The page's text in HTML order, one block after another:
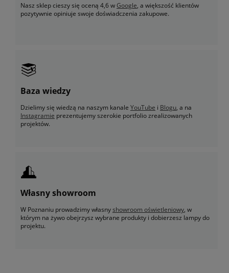
Nasz sklep cieszy się oceną 4,6 wGoogle, a większość klientów
pozytywnie opiniuje swoje doświadczenia zakupowe.
Baza wiedzy
Dzielimy się wiedzą na naszym kanale YouTube i Blogu, a na
Instagramie prezentujemy szerokie portfolio zrealizowanych
projektów.
Własny showroom
W Poznaniu prowadzimy własnyshowroom oświetleniowy, w
którym na żywo obejrzysz wybrane produkty i dobierzesz lampy do
projektu.